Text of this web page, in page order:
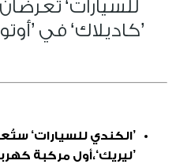
للسيارات‘
’كاديلاك‘ في
’الكندي للسيارات‘
’ليريك‘،أول مركبة